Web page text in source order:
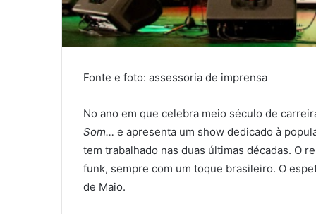
Fonte e foto: assessoria de imprensa
No ano em que celebra meio século de
Som… e apresenta um show dedicado à
tem trabalhado nas duas últimas décadas. O
funk, sempre com um toque brasileiro. O
de Maio.